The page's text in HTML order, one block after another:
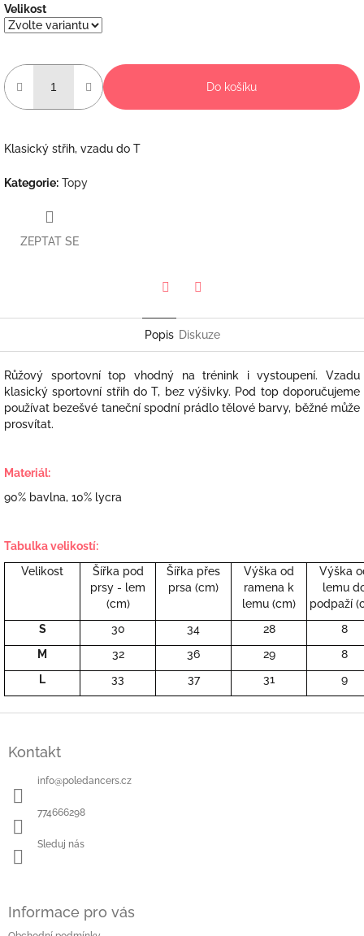
Velikost
Do košíku
Klasický střih, vzadu do T
Kategorie: Topy
ZEPTAT SE
Popis Diskuze
Růžový sportovní top vhodný na trénink i vystoupení. Vzadu
klasický sportovní střih do T, bez výšivky. Pod top doporučujeme
používat bezešvé taneční spodní prádlo tělové barvy, běžné může
prosvítat.
Materiál:
90% bavlna, 10% lycra
Tabulka velikostí:
Velikost
Šířka pod
prsy - lem
(cm)
Šířka přes
prsa (cm)
Výška od
ramena k
lemu (cm)
Výška
lemu
podpaží
S
30 34 28
8
M
32 36 29
8
L
33 37 31 9
Kontakt
info@poledancers.cz
774666298
Sleduj nás
Informace pro vás